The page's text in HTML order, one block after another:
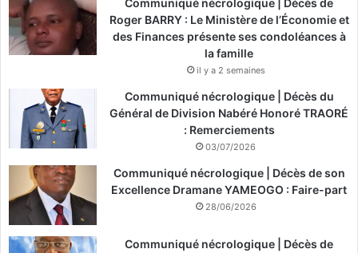
Communiqué nécrologique | Décès de
Roger BARRY : Le Ministère de l’Économie et
des Finances présente ses condoléances à
la famille
il y a 2 semaines
Communiqué nécrologique | Décès du
Général de Division Nabéré Honoré TRAORÉ
: Remerciements
03/07/2026
Communiqué nécrologique | Décès de son
Excellence Dramane YAMEOGO : Faire-part
28/06/2026
Communiqué nécrologique | Décès de